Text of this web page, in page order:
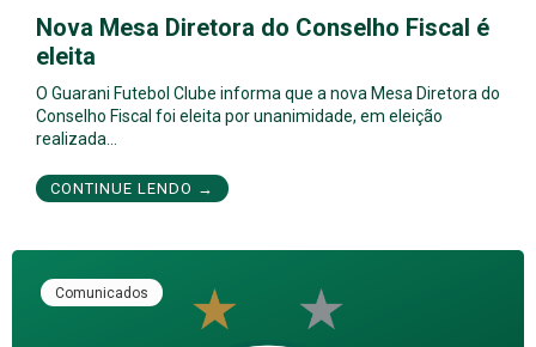
Nova Mesa Diretora do Conselho Fiscal é
eleita
O Guarani Futebol Clube informa que a nova Mesa Diretora do
Conselho Fiscal foi eleita por unanimidade, em eleição
realizada…
CONTINUE LENDO →
Comunicados